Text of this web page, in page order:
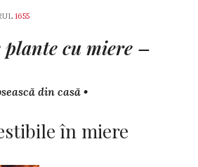
1655
cu miere –
din casă •
în miere